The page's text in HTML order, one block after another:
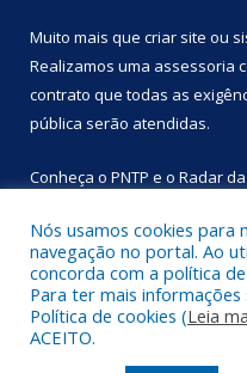
Muito mais que criar site ou
Realizamos uma assessoria
contrato que todas as
pública serão atendidas.
Conheça o PNTP e o Radar
Todos os direitos
Nós usamos cookies para
navegação no portal. Ao
concorda com a política
Para ter mais
Política de cookies (Leia
ACEITO.